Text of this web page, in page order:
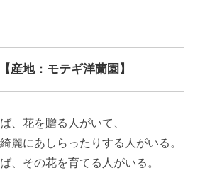
産地：モテギ洋蘭園】
、花を贈る人がいて、
麗にあしらったりする人がいる。
、その花を育てる人がいる。